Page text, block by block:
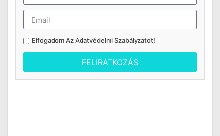
Elfogadom AzAdatvédelmi Szabályzatot!
FELIRATKOZÁS